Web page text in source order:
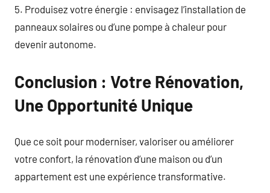
5. Produisez votre énergie : envisagez l’installation de
panneaux solaires ou d’une pompe à chaleur pour
devenir autonome.
Conclusion : Votre Rénovation,
Une Opportunité Unique
Que ce soit pour moderniser, valoriser ou améliorer
votre confort, la rénovation d’une maison ou d’un
appartement est une expérience transformative.